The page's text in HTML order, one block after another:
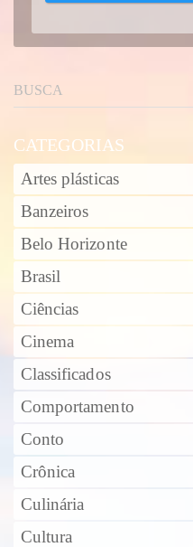
CATEGORIAS
Artes plásticas
Banzeiros
Belo Horizonte
Brasil
Ciências
Cinema
Classificados
Comportamento
Conto
Crônica
Culinária
Cultura